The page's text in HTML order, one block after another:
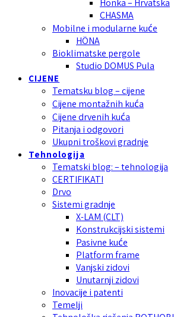
Honka – Hrvatska
CHASMA
Mobilne i modularne kuće
HÖNA
Bioklimatske pergole
Studio DOMUS Pula
CIJENE
Tematsku blog – cijene
Cijene montažnih kuća
Cijene drvenih kuća
Pitanja i odgovori
Ukupni troškovi gradnje
Tehnologija
Tematski blog: – tehnologija
CERTIFIKATI
Drvo
Sistemi gradnje
X-LAM (CLT)
Konstrukcijski sistemi
Pasivne kuće
Platform frame
Vanjski zidovi
Unutarnji zidovi
Inovacije i patenti
Temelji